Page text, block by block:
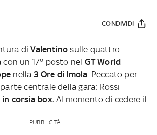
CONDIVIDI
diValentino sulle quattro
con un 17° posto nel GT World
nella 3 Ore di Imola . Peccato per
centrale della gara: Rossi
corsia box. Al momento di cedere il
PUBBLICITÀ